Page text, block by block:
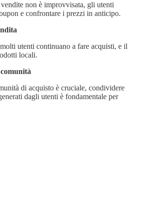
non è improvvisata, gli utenti
e confrontare i prezzi in anticipo.
utenti continuano a fare acquisti, e il
locali.
di acquisto è cruciale, condividere
dagli utenti è fondamentale per